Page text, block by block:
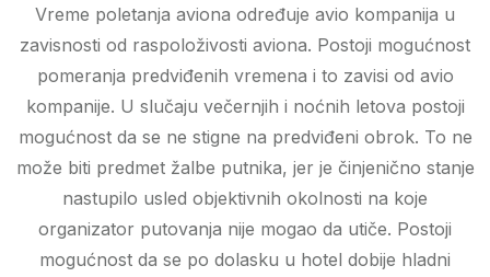
Vreme poletanja aviona određuje avio kompanija u
zavisnosti od raspoloživosti aviona. Postoji mogućnost
pomeranja predviđenih vremena i to zavisi od avio
kompanije. U slučaju večernjih i noćnih letova postoji
mogućnost da se ne stigne na predviđeni obrok. To ne
može biti predmet žalbe putnika, jer je činjenično stanje
nastupilo usled objektivnih okolnosti na koje
organizator putovanja nije mogao da utiče. Postoji
mogućnost da se po dolasku u hotel dobije hladni